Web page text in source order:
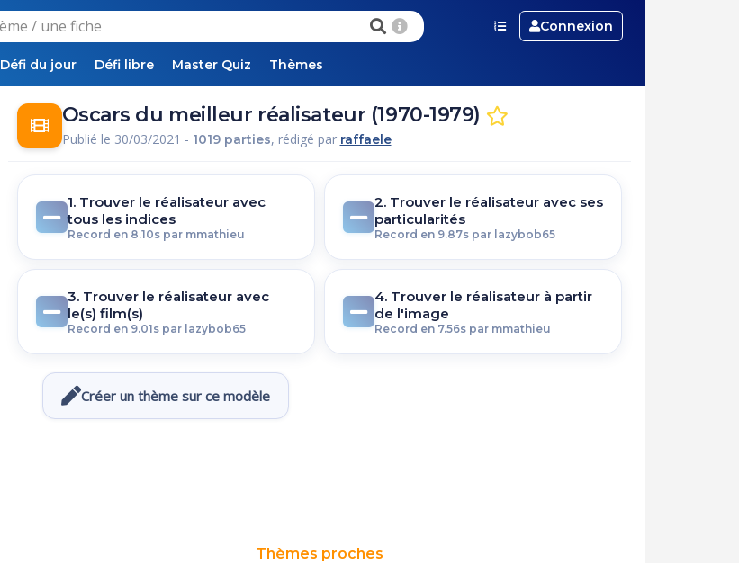
Connexion
Défi du jour Défi libre Master Quiz Thèmes
Oscars du meilleur réalisateur (1970-1979)
Publié le 30/03/2021 - 1019 parties, rédigé par raffaele
1. Trouver le réalisateur avec
tous les indices
Record en 8.10s par mmathieu
2. Trouver le réalisateur avec ses
particularités
Record en 9.87s par lazybob65
3. Trouver le réalisateur avec
le(s) film(s)
Record en 9.01s par lazybob65
4. Trouver le réalisateur à partir
de l'image
Record en 7.56s par mmathieu
Créer un thème sur ce modèle
Thèmes proches